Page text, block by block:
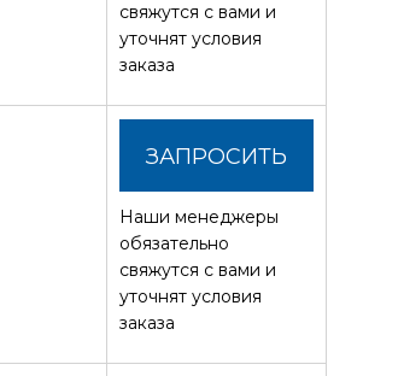
свяжутся с вами и
уточнят условия
заказа
ЗАПРОСИТЬ
СТОИМОСТЬ
Наши менеджеры
обязательно
свяжутся с вами и
уточнят условия
заказа